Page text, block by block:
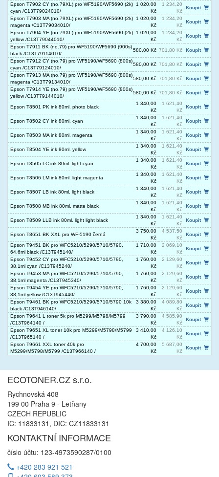
Epson T7902 CY (no.79XL) pro WF5190/WF5690 (2k)
cyan /C13T79024010/
1 020,00
Kč
1 234,20
Kč
Koupit
Epson T7903 MA (no.79XL) pro WF5190/WF5690 (2k)
magenta /C13T79034010/
1 020,00
Kč
1 234,20
Kč
Koupit
Epson T7904 YE (no.79XL) pro WF5190/WF5690 (2k)
yellow /C13T79044010/
1 020,00
Kč
1 234,20
Kč
Koupit
Epson T7911 BK (no.79) pro WF5190/WF5690 (900s)
black /C13T79114010/
580,00 Kč 701,80 Kč
Koupit
Epson T7912 CY (no.79) pro WF5190/WF5690 (800s)
cyan /C13T79124010/
580,00 Kč 701,80 Kč
Koupit
Epson T7913 MA (no.79) pro WF5190/WF5690 (800s)
magenta /C13T79134010/
580,00 Kč 701,80 Kč
Koupit
Epson T7914 YE (no.79) pro WF5190/WF5690 (800s)
yellow /C13T79144010/
580,00 Kč 701,80 Kč Koupit
Epson T8501 PK ink 80ml. photo black
1 340,00
Kč
1 621,40
Kč
Koupit
Epson T8502 CY ink 80ml. cyan
1 340,00
Kč
1 621,40
Kč
Koupit
Epson T8503 MA ink 80ml. magenta
1 340,00
Kč
1 621,40
Kč
Koupit
Epson T8504 YE ink 80ml. yellow
1 340,00
Kč
1 621,40
Kč
Koupit
Epson T8505 LC ink 80ml. light cyan
1 340,00
Kč
1 621,40
Kč
Koupit
Epson T8506 LM ink 80ml. light magenta
1 340,00
Kč
1 621,40
Kč
Koupit
Epson T8507 LB ink 80ml. light black
1 340,00
Kč
1 621,40
Kč
Koupit
Epson T8508 MB ink 80ml. matte black
1 340,00
Kč
1 621,40
Kč
Koupit
Epson T8509 LLB ink 80ml. light light black
1 340,00
Kč
1 621,40
Kč
Koupit
Epson T8651 BK XXL pro WF-5190 černá
3 750,00
Kč
4 537,50
Kč
Koupit
Epson T9451 BK pro WFC5210/5290/5710/5790,
64,6ml black /C13T945140/
1 710,00
Kč
2 069,10
Kč
Koupit
Epson T9452 CY pro WFC5210/5290/5710/5790,
38,1ml cyan /C13T945240/
1 760,00
Kč
2 129,60
Kč
Koupit
Epson T9453 MA pro WFC5210/5290/5710/5790,
38,1ml magenta /C13T945340/
1 760,00
Kč
2 129,60
Kč
Koupit
Epson T9454 YE pro WFC5210/5290/5710/5790,
38,1ml yellow /C13T945440/
1 760,00
Kč
2 129,60
Kč
Koupit
Epson T9461 BK pro WFC5210/5290/5710/5790 10k
black /C13T946140/
3 380,00
Kč
4 089,80
Kč
Koupit
Epson T9641 L toner 5k pro M5299/M5798/M5799
/C13T964140 /
3 790,00
Kč
4 585,90
Kč
Koupit
Epson T9651 XL toner 10k pro M5299/M5798/M5799
/C13T965140 /
3 410,00
Kč
4 126,10
Kč
Koupit
Epson T9661 XXL toner 40k pro
M5299/M5798/M5799 /C13T966140 /
4 700,00
Kč
5 687,00
Kč
Koupit
ECOTONER.CZ s.r.o.
Rychnovská 408
199 00 Praha 9 - Letňany
CZECH REPUBLIC
IČ: 11833131, DIČ: CZ11833131
KONTAKTNÍ INFORMACE
číslo účtu: 123-4973590287/0100
+420 283 921 521